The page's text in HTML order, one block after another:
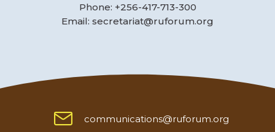
Phone: +256-417-713-300
Email: secretariat@ruforum.org
communications@ruforum.org